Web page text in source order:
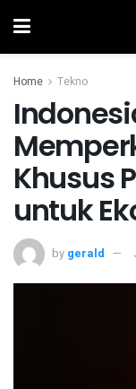
Home Tekno
Khusus
untuk
by gerald